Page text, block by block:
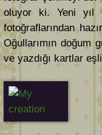
oluyor ki. Yeni yıl
fotoğraflarından
Oğullarımın doğum
ve yazdığı kartlar